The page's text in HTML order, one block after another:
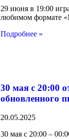
29 июня в 19:00
любимом
Подробнее »
30 мая с 20:00
обновленного
20.05.2025
30 мая с 20:00 –